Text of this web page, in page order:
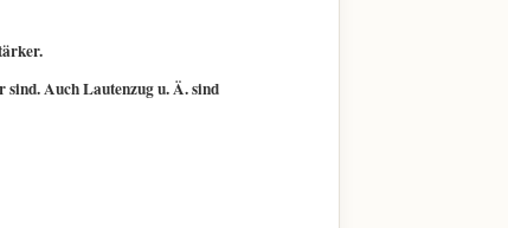
sind. Auch Lautenzug u. Ä. sind